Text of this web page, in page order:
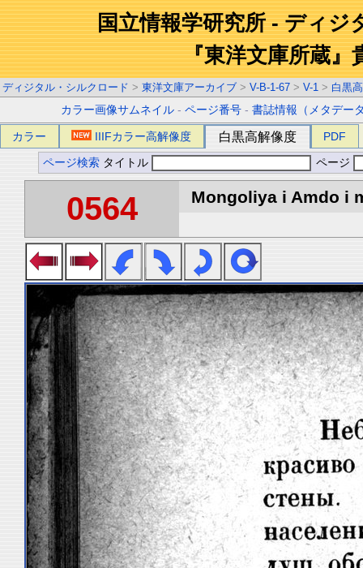
国立情報学研究所 - ディジ
『東洋文庫所蔵』
ディジタル・シルクロード > 東洋文庫アーカイブ > V-B-1-67 > V-1 > 白黒
カラー画像サムネイル -ページ番号 -書誌情報（メタデー
カラー IIIFカラー高解像度 白黒高解像度 PDF
ページ検索 タイトル ページ
0564 Mongoliya i Amdo i